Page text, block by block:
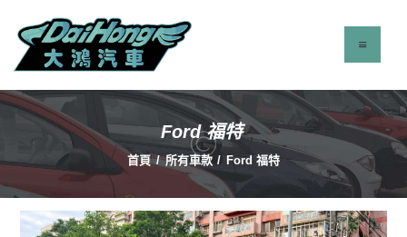
Ford 福特
首頁 所有車款 Ford 福特
最新消息
服務項目
立即找車
聯絡我們